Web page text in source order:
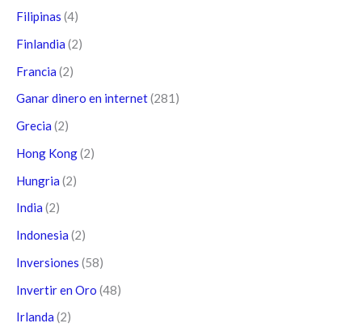
Filipinas (4)
Finlandia (2)
Francia (2)
Ganar dinero en internet(281)
Grecia (2)
Hong Kong(2)
Hungria (2)
India (2)
Indonesia (2)
Inversiones (58)
Invertir en Oro (48)
Irlanda (2)